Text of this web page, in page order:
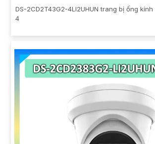
DS-2CD2T43G2-4LI2UHUN trang bị ống
4